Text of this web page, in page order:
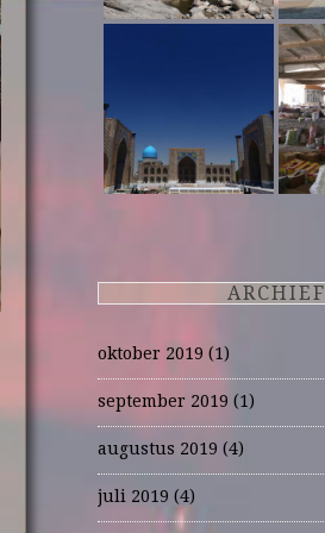
ARCHIEF
oktober 2019 (1)
september 2019 (1)
augustus 2019 (4)
juli 2019 (4)